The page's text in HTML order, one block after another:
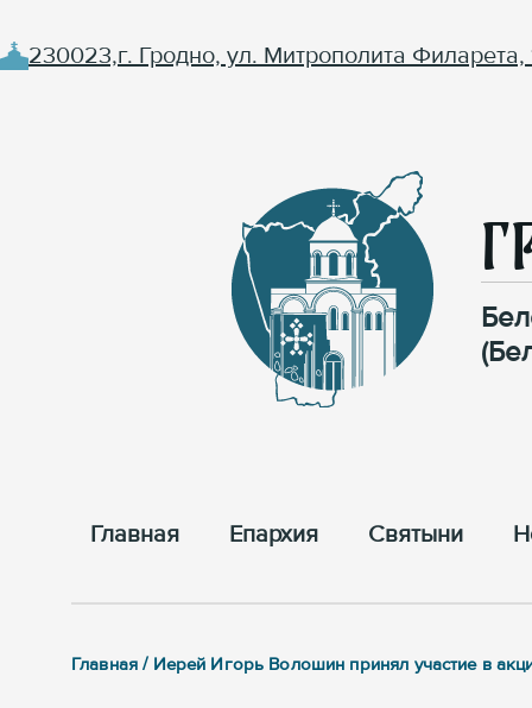
230023,г. Гродно, ул. Митрополита Филарета,
Главная Епархия Cвятыни
Главная / Иерей Игорь Волошин принял участие в